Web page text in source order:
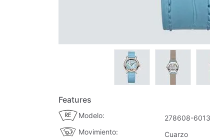
Features
Modelo
278608-6013
Movimiento
Cuarzo